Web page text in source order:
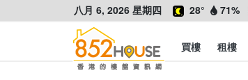
八月 6, 2026 星期四 28° 71%
買樓 租樓